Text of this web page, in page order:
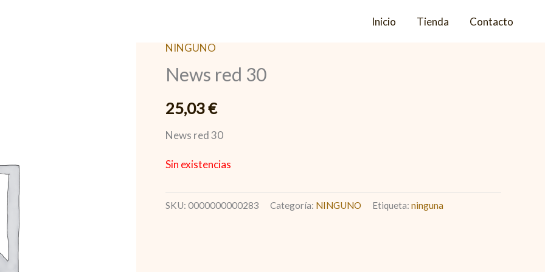
Inicio Tienda Contacto
NINGUNO
News red 30
25,03€
News red 30
Sin existencias
SKU: 0000000000283 Categoría: NINGUNO Etiqueta: ninguna